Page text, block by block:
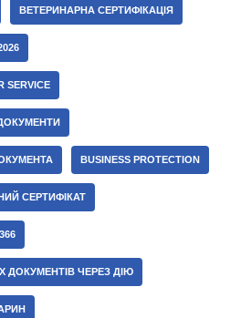
ВЕТЕРИНАРНА СЕРТИФІКАЦІЯ
SERVICE
BUSINESS PROTECTION
СЕРТИФІКАТ
ЧЕРЕЗ ДІЮ